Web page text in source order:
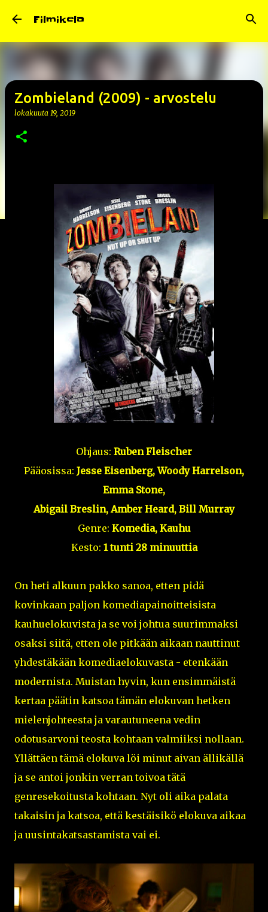
Filmikela
Zombieland (2009) - arvostelu
lokakuuta 19, 2019
Ohjaus: Ruben Fleischer
Pääosissa: Jesse Eisenberg, Woody Harrelson,
Emma Stone,
Abigail Breslin, Amber Heard, Bill Murray
Genre: Komedia, Kauhu
Kesto: 1 tunti 28 minuuttia
On heti alkuun pakko sanoa, etten pidä
kovinkaan paljon komediapainoitteisista
kauhuelokuvista ja se voi johtua suurimmaksi
osaksi siitä, etten ole pitkään aikaan nauttinut
yhdestäkään komediaelokuvasta - etenkään
modernista. Muistan hyvin, kun ensimmäistä
kertaa päätin katsoa tämän elokuvan hetken
mielenjohteesta ja varautuneena vedin
odotusarvoni teosta kohtaan valmiiksi nollaan.
Yllättäen tämä elokuva löi minut aivan ällikällä
ja se antoi jonkin verran toivoa tätä
genresekoitusta kohtaan. Nyt oli aika palata
takaisin ja katsoa, että kestäisikö elokuva aikaa
ja uusintakatsastamista vai ei.